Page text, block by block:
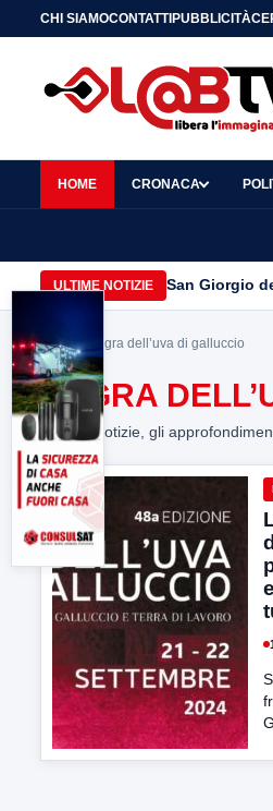
CHI SIAMOCONTATTIPUBBLICITÀ
HOME CRONACA
ULTIME NOTIZIE San Giorgio
Home> sagra dell’uva di galluccio
SAGRA
Tutte le notizie, gli